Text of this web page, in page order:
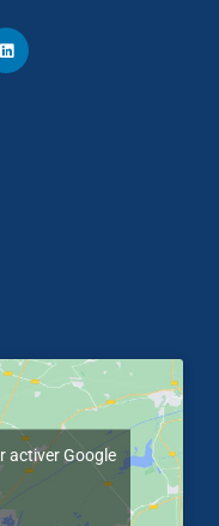
activer Google